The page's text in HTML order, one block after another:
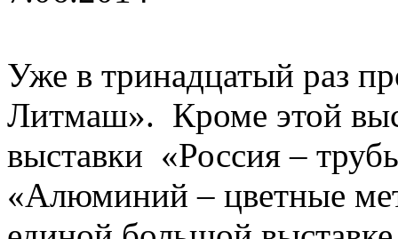
Уже в тринадцатый раз
Литмаш». Кроме этой
выставки «Россия –
«Алюминий – цветные